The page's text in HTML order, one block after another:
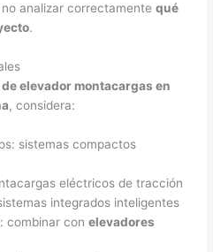
analizar correctamentequé
.
elevador montacargas en
, considera:
sistemas compactos
eléctricos de tracción
integrados inteligentes
combinar conelevadores